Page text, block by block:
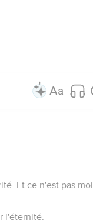
Et ce n'est pas moi
l'éternité.